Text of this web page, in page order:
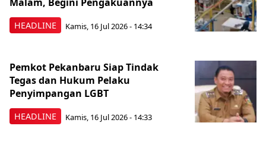
HEADLINE Kamis, 16 Jul 2026 - 14:34
HEADLINE
Pemkot Pekanbaru Siap Tindak
Tegas dan Hukum Pelaku
Penyimpangan LGBT
Kamis, 16 Jul 2026 - 14:33